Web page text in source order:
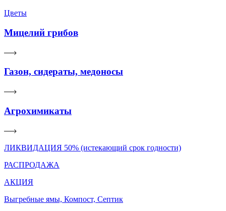
Цветы
Мицелий грибов
Газон, сидераты, медоносы
Агрохимикаты
ЛИКВИДАЦИЯ 50% (истекающий срок годности)
РАСПРОДАЖА
АКЦИЯ
Выгребные ямы, Компост, Септик